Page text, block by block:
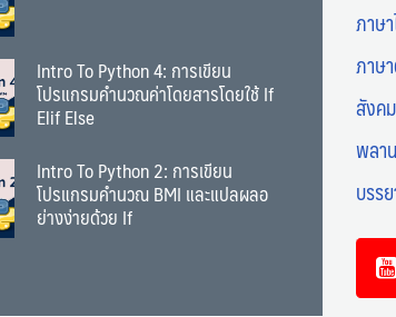
Intro To Python 4: การเขียน
โปรแกรมคำนวณค่าโดยสารโดยใช้ If
Elif Else
Intro To Python 2: การเขียน
โปรแกรมคำนวณ BMI และแปลผลอ
ย่างง่ายด้วย If
ภาษ
ภาษ
สังค
พลา
บรร